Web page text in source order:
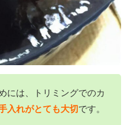
には、トリミングでのカ
入れがとても大切 です。